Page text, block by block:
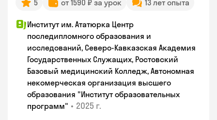
5 от 1590 ₽ за урок 13 лет опыта
Институт им. Ататюрка Центр
последипломного образования и
исследований, Северо-Кавказская Академия
Государственных Служащих, Ростовский
Базовый медицинский Колледж, Автономная
некомерческая организация высшего
образования "Институт образовательных
программ" • 2025 г.